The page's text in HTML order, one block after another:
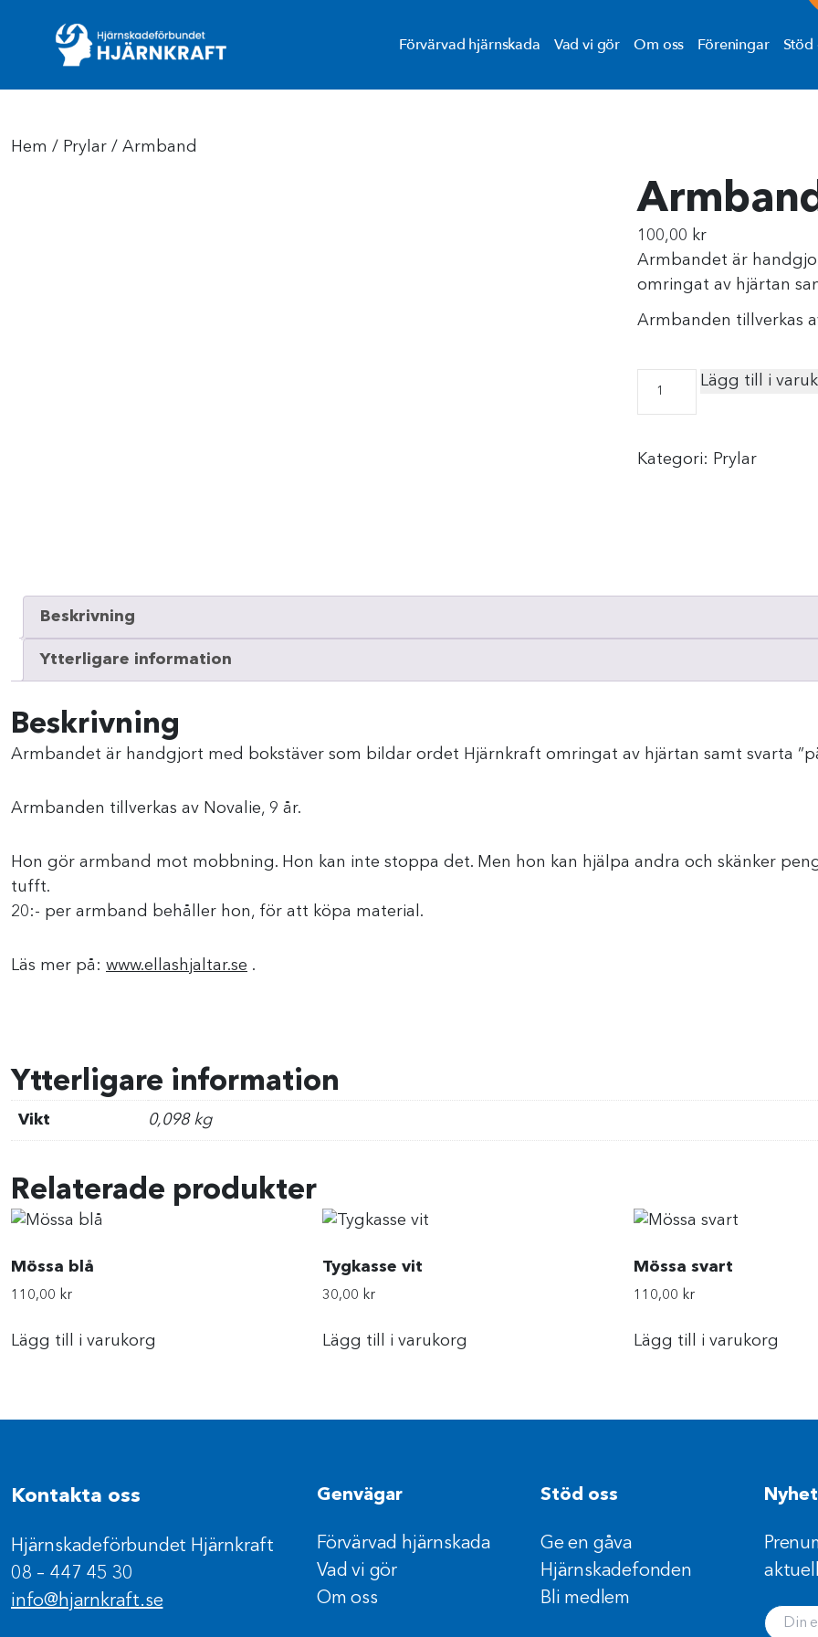
Förvärvad hjärnskada Vad vi gör Om oss Föreningar Stöd
Hem / Prylar / Armband
100,00 kr
Armbandet är
omringat av hjärtan
Armbanden tillverkas
Lägg till i
Kategori: Prylar
Beskrivning
Ytterligare information
Beskrivning
Armbandet är handgjort med bokstäver som bildar ordet Hjärnkraft omringat av hjärtan samt svarta
Armbanden tillverkas av Novalie, 9 år.
Hon gör armband mot mobbning. Hon kan inte stoppa det. Men hon kan hjälpa andra och skänker
tufft.
20:- per armband behåller hon, för att köpa material.
Läs mer på: www.ellashjaltar.se .
Ytterligare information
Vikt 0,098 kg
Relaterade produkter
Mössa blå
110,00 kr
Lägg till i varukorg
Tygkasse vit
30,00 kr
Lägg till i varukorg
Mössa svart
110,00 kr
Lägg till i varukorg
Kontakta oss
Hjärnskadeförbundet Hjärnkraft
08 – 447 45 30
info@hjarnkraft.se
Genvägar
Förvärvad hjärnskada
Vad vi gör
Om oss
Stöd oss
Ge en gåva
Hjärnskadefonden
Bli medlem